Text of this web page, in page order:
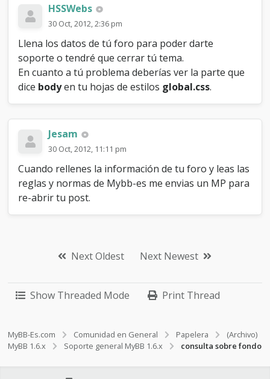
HSSWebs
30 Oct, 2012, 2:36 pm
Llena los datos de tú foro para poder darte
soporte o tendré que cerrar tú tema.
En cuanto a tú problema deberías ver la parte que
dice bodyen tu hojas de estilos global.css.
Jesam
30 Oct, 2012, 11:11 pm
Cuando rellenes la información de tu foro y leas las
reglas y normas de Mybb-es me envias un MP para
re-abrir tu post.
Next Oldest Next Newest
Show Threaded Mode Print Thread
MyBB-Es.com Comunidad en General Papelera
(Archivo)
MyBB 1.6.x
Soporte general MyBB 1.6.x consulta sobre fondo